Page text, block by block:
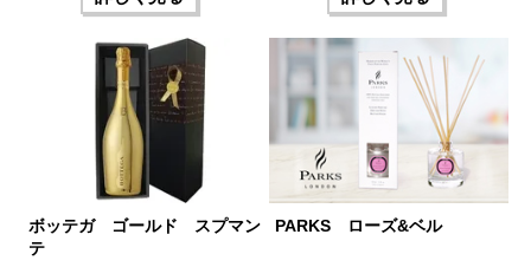
ボッテガ ゴールド スプマン
テ
PARKS ローズ&ベル